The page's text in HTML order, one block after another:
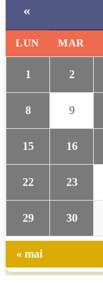
«
LUN MAR
1 2
8 9
15 16
22 23
29 30
« mai